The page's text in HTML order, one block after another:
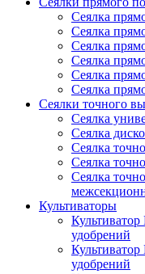
Сеялка
Сеялка
Сеялка
Сеялка
Сеялка
Сеялка
Сеялки точного
Сеялка
Сеялка
Сеялка
Сеялка
Сеялка
Культиваторы
удобрений
удобрений